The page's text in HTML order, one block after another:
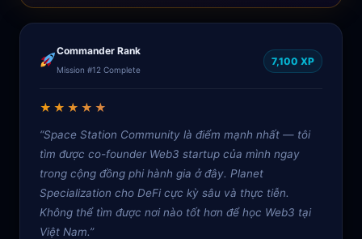
Commander Rank
Mission #12 Complete
7,100 XP
★★★★★
“Space Station Community là điểm mạnh nhất — tôi
tìm được co-founder Web3 startup của mình ngay
trong cộng đồng phi hành gia ở đây. Planet
Specialization cho DeFi cực kỳ sâu và thực tiễn.
Không thể tìm được nơi nào tốt hơn để học Web3 tại
Việt Nam.”